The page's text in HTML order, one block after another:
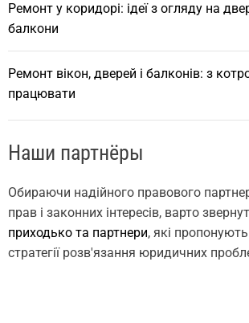
Ремонт у коридорі: ідеї з огляду на
балкони
Ремонт вікон, дверей і балконів: з
працювати
Наши партнёры
Обираючи надійного правового
прав і законних інтересів, варто
приходько та партнери, які
стратегії розв'язання юридичних